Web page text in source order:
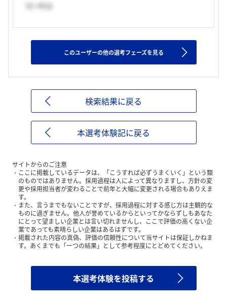
31~45分
このユーザーの他の選考フェーズを見る
検索結果に戻る
本選考体験記に戻る
サイトからのご注意
ここに掲載しているデータは、「こうすれば必ずうまくいく」という類
のものではありません。採用過程は人によって異なりますし、方針の変
更や採用担当者が変わることで前年と大幅に変更される場合もありえま
す。
また、言うまでもないことですが、採用過程に対する感じ方は主観的な
ものに過ぎません。他人が誉めているからといってかならずしもあなた
にとって望ましい企業とは言い切れませんし、ここで評価の高くない企
業であっても素晴らしい企業はあるはずです。
掲載された内容の真偽、評価の信頼性について当サイトは保証しかねま
す。あくまでも「一つの結果」として参考程度にとどめてください。
本選考体験を投稿する